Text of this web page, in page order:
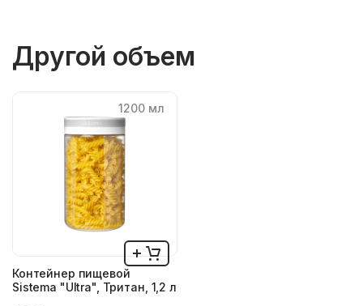
Другой объем
1200 мл
Контейнер пищевой
Sistema "Ultra", Тритан, 1,2 л